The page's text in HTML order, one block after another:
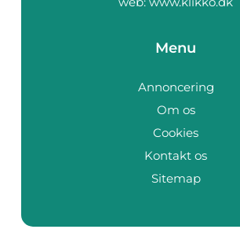
Menu
Annoncering
Om os
Cookies
Kontakt os
Sitemap